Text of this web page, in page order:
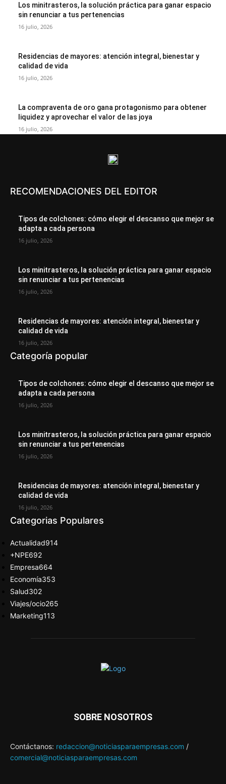
Los minitrasteros, la solución práctica para ganar espacio
sin renunciar a tus pertenencias
16 julio, 2026
Residencias de mayores: atención integral, bienestar y
calidad de vida
16 julio, 2026
La compraventa de oro gana protagonismo para obtener
liquidez y aprovechar el valor de las joya
16 julio, 2026
RECOMENDACIONES DEL EDITOR
Tipos de colchones: cómo elegir el descanso que mejor se
adapta a cada persona
16 julio, 2026
Los minitrasteros, la solución práctica para ganar espacio
sin renunciar a tus pertenencias
16 julio, 2026
Residencias de mayores: atención integral, bienestar y
calidad de vida
16 julio, 2026
Categoría popular
Tipos de colchones: cómo elegir el descanso que mejor se
adapta a cada persona
16 julio, 2026
Los minitrasteros, la solución práctica para ganar espacio
sin renunciar a tus pertenencias
16 julio, 2026
Residencias de mayores: atención integral, bienestar y
calidad de vida
16 julio, 2026
Categorias Populares
Actualidad914
+NPE692
Empresa664
Economía353
Salud302
Viajes/ocio265
Marketing113
SOBRE NOSOTROS
Contáctanos: redaccion@noticiasparaempresas.com /
comercial@noticiasparaempresas.com